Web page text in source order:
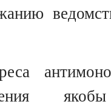
якобы